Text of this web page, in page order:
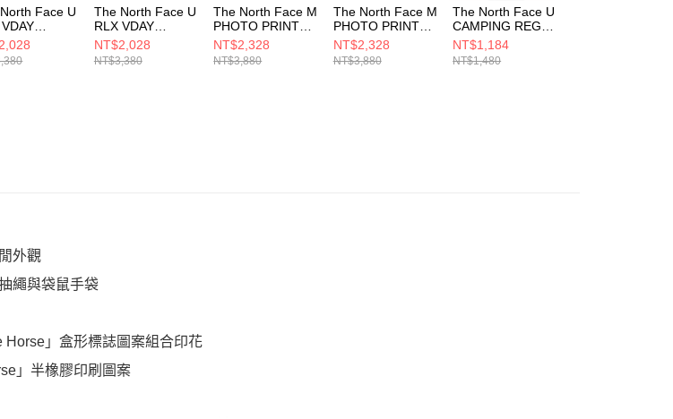
Face U
- AP 男
上衣
The North Face U
RLX VDAY
HOODIE
GRAPHIC - AP 男
女 連帽上衣
NT$2,028
NT$3,380
The North Face M
PHOTO PRINT
HOODIE
GRAPHIC - AP 男
連帽上衣
NT$2,328
NT$3,880
The North Face M
PHOTO PRINT
HOODIE
GRAPHIC - AP 男
連帽上衣
NT$2,328
NT$3,880
The North Face U
CAMPING REG
S/S GRAPHIC -
AP 男女 短袖上衣
NF0A8GVD6GI
NT$1,184
NT$1,480
外觀
繩與袋鼠手袋
Horse」盒形標誌圖案組合印花
」半橡膠印刷圖案